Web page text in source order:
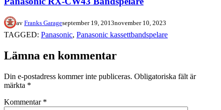
av Franks Garageseptember 19, 2013november 10, 2023
TAGGED: Panasonic, Panasonic kassettbandspelare
Lämna en kommentar
Din e-postadress kommer inte publiceras. Obligatoriska fält är
märkta *
Kommentar *